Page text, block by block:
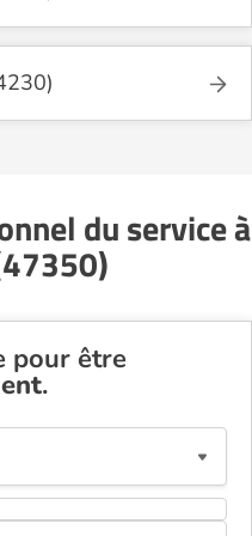
du service à
pour être
.